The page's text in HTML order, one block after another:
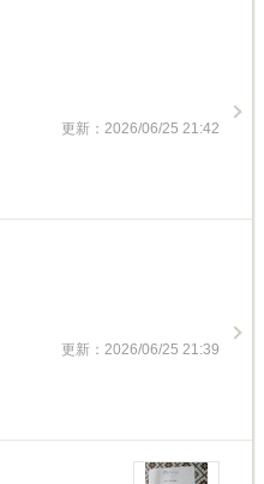
更新：2026/06/25 21:42
更新：2026/06/25 21:39